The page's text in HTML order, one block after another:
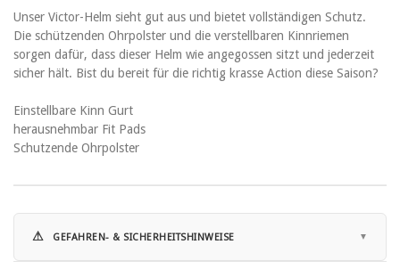
Unser Victor-Helm sieht gut aus und bietet vollständigen Schutz.
Die schützenden Ohrpolster und die verstellbaren Kinnriemen
sorgen dafür, dass dieser Helm wie angegossen sitzt und jederzeit
sicher hält. Bist du bereit für die richtig krasse Action diese Saison?
Einstellbare Kinn Gurt
herausnehmbar Fit Pads
Schutzende Ohrpolster
⚠ GEFAHREN- & SICHERHEITSHINWEISE